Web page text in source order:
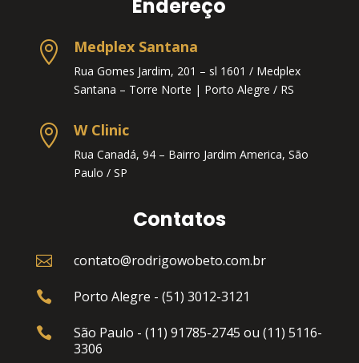
Endereço
 Medplex Santana
Rua Gomes Jardim, 201 – sl 1601 / Medplex
Santana – Torre Norte | Porto Alegre / RS
 W Clinic
Rua Canadá, 94 – Bairro Jardim America, São
Paulo / SP
Contatos
 contato@rodrigowobeto.com.br
 Porto Alegre - (51) 3012-3121

São Paulo - (11) 91785-2745 ou (11) 5116-
3306